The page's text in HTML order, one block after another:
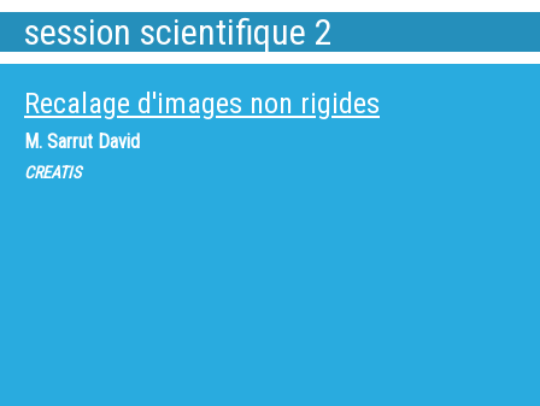
session scientifique 2
Recalage d'images non rigides
M. Sarrut David
CREATIS